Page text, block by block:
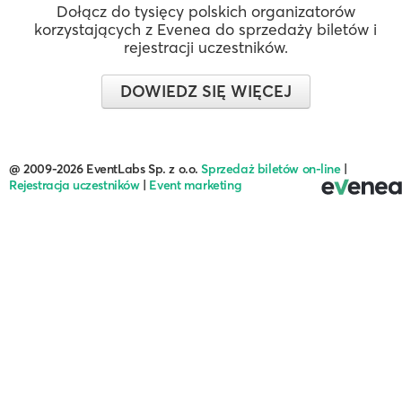
Dołącz do tysięcy polskich organizatorów
korzystających z Evenea do sprzedaży biletów i
rejestracji uczestników.
DOWIEDZ SIĘ WIĘCEJ
@ 2009-2026 EventLabs Sp. z o.o.Sprzedaż biletów on-line|
Rejestracja uczestników| Event marketing